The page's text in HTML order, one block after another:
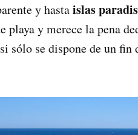
y hastaislas
playa y merece la pena
sólo se dispone de un fin